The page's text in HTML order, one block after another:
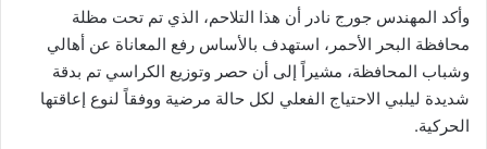
وأكد المهندس جورج نادر أن هذا التلاحم، الذي تم تحت مظلة
محافظة البحر الأحمر، استهدف بالأساس رفع المعاناة عن أهالي
وشباب المحافظة، مشيراً إلى أن حصر وتوزيع الكراسي تم بدقة
شديدة ليلبي الاحتياج الفعلي لكل حالة مرضية ووفقاً لنوع إعاقتها
الحركية.